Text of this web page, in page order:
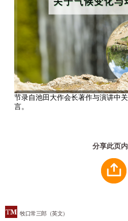
牧口常三郎（英文）
节录自池田大作会长著作与演讲中
言。
分享此页